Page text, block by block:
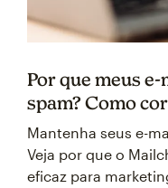
Por que meus
spam? Como
Mantenha seus e-
Veja por que o
eficaz para